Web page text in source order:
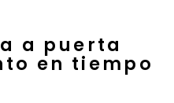
a puerta
en tiempo